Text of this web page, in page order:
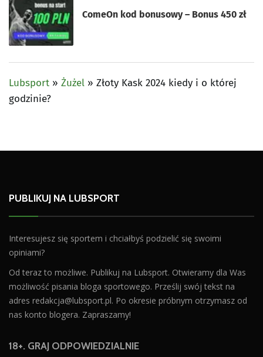
ComeOn kod bonusowy – Bonus 450 zł
Lubsport » Żużel » Złoty Kask 2024 kiedy i o której
godzinie?
PUBLIKUJ NA LUBSPORT
Interesujesz się sportem i chciałbyś podzielić się swoimi
opiniami?
Od teraz to możliwe. Publikuj na Lubsport. Otwieramy dla Was
możliwość pisania bloga sportowego. Prześlij swój tekst na
adres redakcja@lubsport.pl. Po okresie próbnym otrzymasz od
nas konto blogera. Zapraszamy!
18+. GRAJ ODPOWIEDZIALNIE